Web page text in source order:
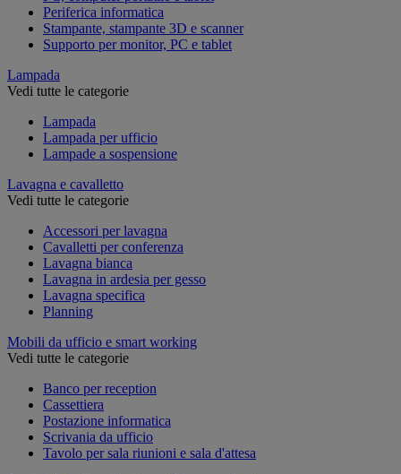
Periferica informatica
Stampante, stampante 3D e scanner
Supporto per monitor, PC e tablet
Lampada
Vedi tutte le categorie
Lampada
Lampada per ufficio
Lampade a sospensione
Lavagna e cavalletto
Vedi tutte le categorie
Accessori per lavagna
Cavalletti per conferenza
Lavagna bianca
Lavagna in ardesia per gesso
Lavagna specifica
Planning
Mobili da ufficio e smart working
Vedi tutte le categorie
Banco per reception
Cassettiera
Postazione informatica
Scrivania da ufficio
Tavolo per sala riunioni e sala d'attesa